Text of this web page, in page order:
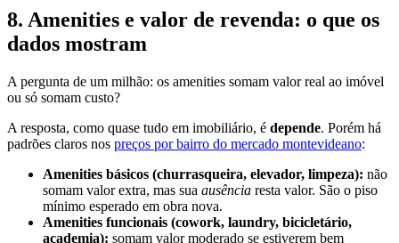
8. Amenities e valor de revenda: o que os
dados mostram
A pergunta de um milhão: os amenities somam valor real ao imóvel
ou só somam custo?
A resposta, como quase tudo em imobiliário, é depende. Porém há
padrões claros nos preços por bairro do mercado montevideano:
Amenities básicos (churrasqueira, elevador, limpeza): não
somam valor extra, mas sua ausência resta valor. São o piso
mínimo esperado em obra nova.
Amenities funcionais (cowork, laundry, bicicletário,
academia): somam valor moderado se estiverem bem